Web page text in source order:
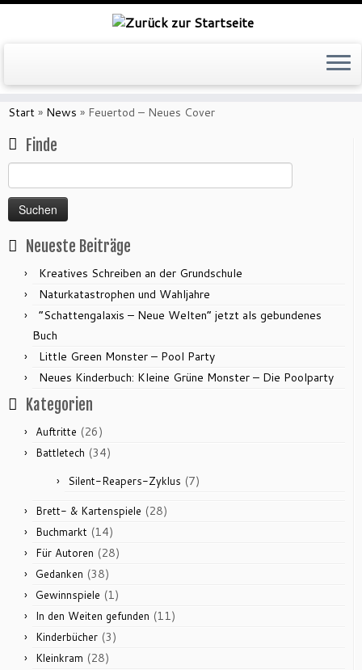
Zum
Inhalt
Start » News » Feuertod – Neues Cover
Finde
nach:
Neueste Beiträge
Kreatives Schreiben an der Grundschule
Naturkatastrophen und Wahljahre
“Schattengalaxis – Neue Welten” jetzt als gebundenes
Buch
Little Green Monster – Pool Party
Neues Kinderbuch: Kleine Grüne Monster – Die Poolparty
Kategorien
Auftritte (26)
Battletech (34)
Silent-Reapers-Zyklus (7)
Brett- & Kartenspiele (28)
Buchmarkt (14)
Für Autoren (28)
Gedanken (38)
Gewinnspiele (1)
In den Weiten gefunden (11)
Kinderbücher (3)
Kleinkram (28)